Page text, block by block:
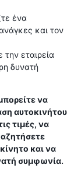
ένα
και τον
την εταιρεία
δυνατή
να
αυτοκινήτου
τιμές, να
και να
συμφωνία.